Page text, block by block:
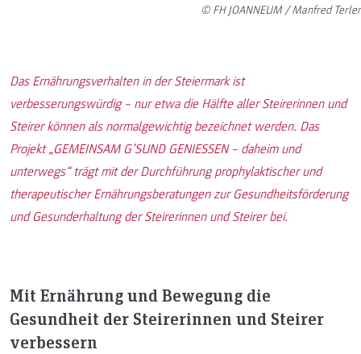
© FH JOANNEUM / Manfred Terler
Das Ernährungsverhalten in der Steiermark ist
verbesserungswürdig – nur etwa die Hälfte aller Steirerinnen und
Steirer können als normalgewichtig bezeichnet werden. Das
Projekt „GEMEINSAM G’SUND GENIESSEN – daheim und
unterwegs“ trägt mit der Durchführung prophylaktischer und
therapeutischer Ernährungsberatungen zur Gesundheitsförderung
und Gesunderhaltung der Steirerinnen und Steirer bei.
Mit Ernährung und Bewegung die
Gesundheit der Steirerinnen und Steirer
verbessern